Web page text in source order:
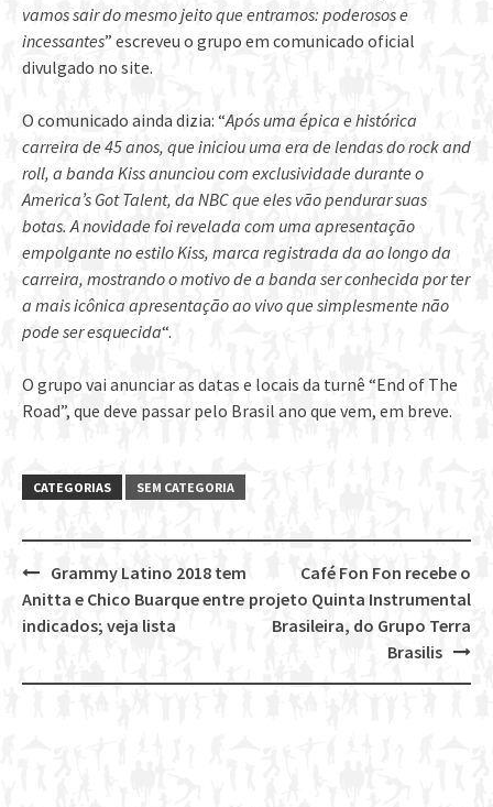
vamos sair do mesmo jeito que entramos: poderosos e
incessantes” escreveu o grupo em comunicado oficial
divulgado no site.
O comunicado ainda dizia: “Após uma épica e histórica
carreira de 45 anos, que iniciou uma era de lendas do rock and
roll, a banda Kiss anunciou com exclusividade durante o
America’s Got Talent, da NBC que eles vão pendurar suas
botas. A novidade foi revelada com uma apresentação
empolgante no estilo Kiss, marca registrada da ao longo da
carreira, mostrando o motivo de a banda ser conhecida por ter
a mais icônica apresentação ao vivo que simplesmente não
pode ser esquecida“.
O grupo vai anunciar as datas e locais da turnê “End of The
Road”, que deve passar pelo Brasil ano que vem, em breve.
CATEGORIAS SEM CATEGORIA
Post
navigation
Café Fon Fon recebe o
projeto Quinta Instrumental
Brasileira, do Grupo Terra
Brasilis
Grammy Latino 2018 tem
Anitta e Chico Buarque entre
indicados; veja lista